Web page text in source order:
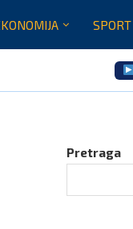
SPORT
saradnje govoriće...
Pretraga